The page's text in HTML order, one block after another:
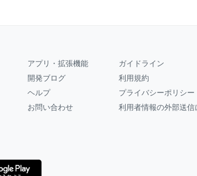
アプリ・拡張機能
開発ブログ
ヘルプ
お問い合わせ
ガイドライン
利用規約
プライバシーポリシー
利用者情報の外部送信